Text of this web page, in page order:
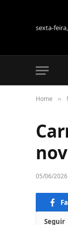
sexta-
Home »
05/06/2026
Seguir